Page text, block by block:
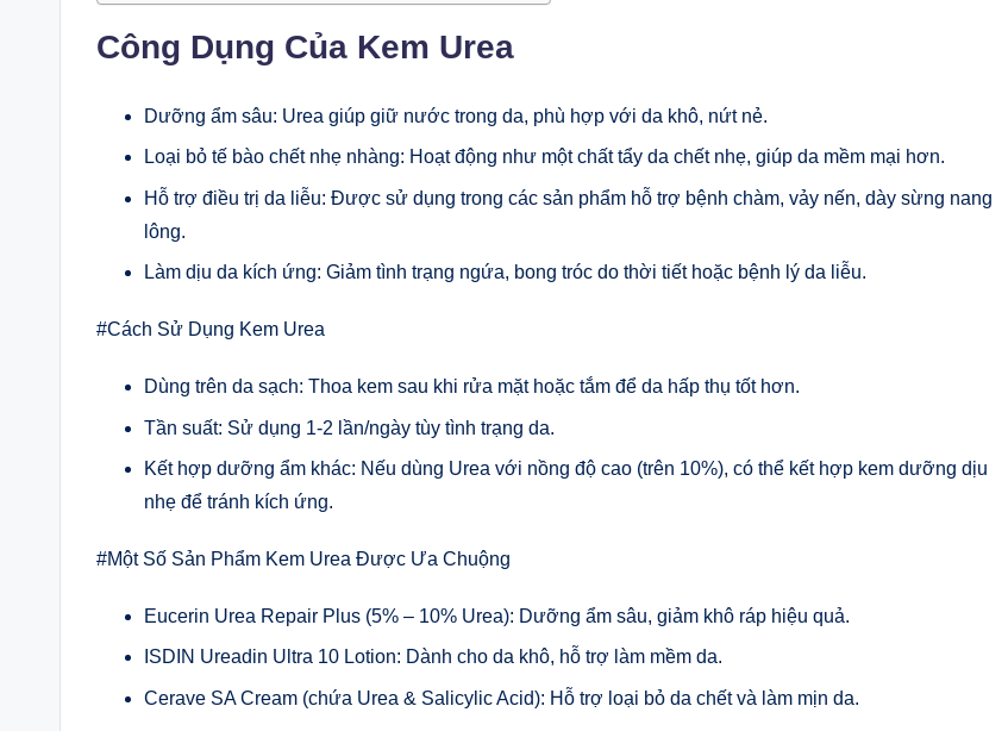
Công Dụng Của Kem Urea
Dưỡng ẩm sâu: Urea giúp giữ nước trong da, phù hợp với da khô, nứt nẻ.
Loại bỏ tế bào chết nhẹ nhàng: Hoạt động như một chất tẩy da chết nhẹ, giúp da mềm mại hơn.
Hỗ trợ điều trị da liễu: Được sử dụng trong các sản phẩm hỗ trợ bệnh chàm, vảy nến, dày sừng nang
lông.
Làm dịu da kích ứng: Giảm tình trạng ngứa, bong tróc do thời tiết hoặc bệnh lý da liễu.
#Cách Sử Dụng Kem Urea
Dùng trên da sạch: Thoa kem sau khi rửa mặt hoặc tắm để da hấp thụ tốt hơn.
Tần suất: Sử dụng 1-2 lần/ngày tùy tình trạng da.
Kết hợp dưỡng ẩm khác: Nếu dùng Urea với nồng độ cao (trên 10%), có thể kết hợp kem dưỡng dịu
nhẹ để tránh kích ứng.
#Một Số Sản Phẩm Kem Urea Được Ưa Chuộng
Eucerin Urea Repair Plus (5% – 10% Urea): Dưỡng ẩm sâu, giảm khô ráp hiệu quả.
ISDIN Ureadin Ultra 10 Lotion: Dành cho da khô, hỗ trợ làm mềm da.
Cerave SA Cream (chứa Urea & Salicylic Acid): Hỗ trợ loại bỏ da chết và làm mịn da.